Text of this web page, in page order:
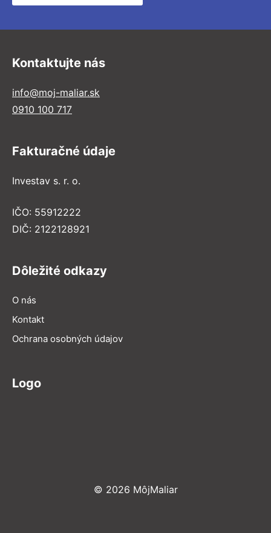
Kontaktujte nás
info@moj-maliar.sk
0910 100 717
Fakturačné údaje
Investav s. r. o.
IČO: 55912222
DIČ: 2122128921
Dôležité odkazy
O nás
Kontakt
Ochrana osobných údajov
Logo
© 2026 MôjMaliar